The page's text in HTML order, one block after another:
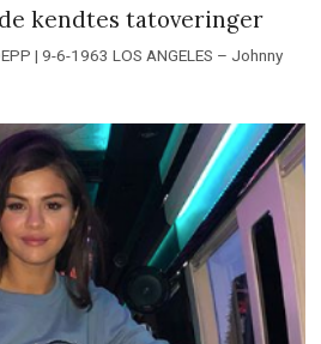
kendtes tatoveringer
| 9-6-1963 LOS ANGELES – Johnny